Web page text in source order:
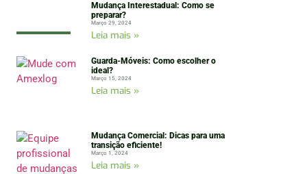
Mudança Interestadual: Como se
preparar?
Março 29, 2024
Leia mais »
Guarda-Móveis: Como escolher o
ideal?
Março 15, 2024
Leia mais »
Mudança Comercial: Dicas para uma
transição eficiente!
Março 1, 2024
Leia mais »